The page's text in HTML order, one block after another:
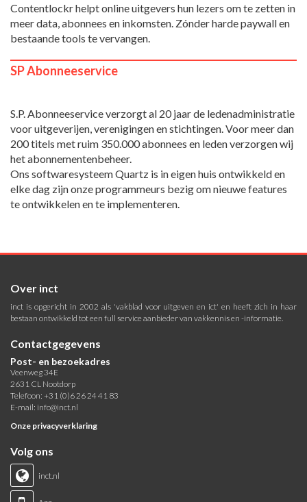
Contentlockr helpt online uitgevers hun lezers om te zetten in
meer data, abonnees en inkomsten. Zónder harde paywall en
bestaande tools te vervangen.
SP Abonneeservice
S.P. Abonneeservice verzorgt al 20 jaar de ledenadministratie
voor uitgeverijen, verenigingen en stichtingen. Voor meer dan
200 titels met ruim 350.000 abonnees en leden verzorgen wij
het abonnementenbeheer.
Ons softwaresysteem Quartz is in eigen huis ontwikkeld en
elke dag zijn onze programmeurs bezig om nieuwe features
te ontwikkelen en te implementeren.
Over inct
inct is opgericht in 2002 als 'vakblad voor uitgeven en ict' en heeft zich in haar
bestaan ontwikkeld tot een full service aanbieder van vakkennis en -informatie.
Contactgegevens
Post- en bezoekadres
Veenweg 34E
2631 CL Nootdorp
Telefoon: +31 (0)6 26 24 41 83
E-mail: info@inct.nl
Onze privacyverklaring
Volg ons
inct.nl